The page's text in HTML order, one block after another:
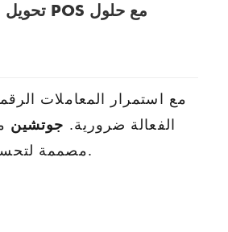
مع استمرار المعاملات
الفعالة ضرورية. جوتشين
مصممة لتحسين كفاءة الخروج وتعزيز تجربة العملاء.